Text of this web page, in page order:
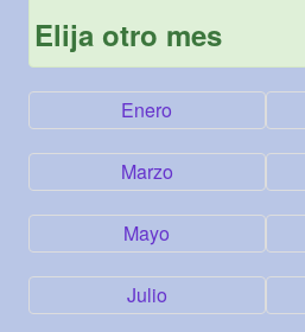
Elija otro mes
Enero
Marzo
Mayo
Julio